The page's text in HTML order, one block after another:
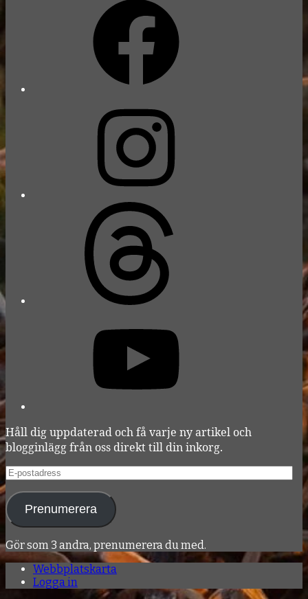
Håll dig uppdaterad och få varje ny artikel och
blogginlägg från oss direkt till din inkorg.
E-
postadress
Prenumerera
Gör som 3 andra, prenumerera du med.
Webbplatskarta
Logga in